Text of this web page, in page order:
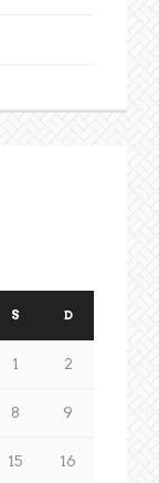
S D
1 2
8 9
15 16